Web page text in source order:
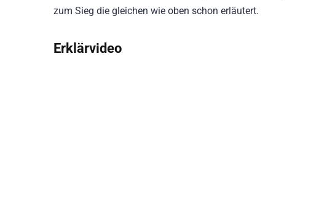
zum Sieg die gleichen wie oben schon erläutert.
Erklärvideo